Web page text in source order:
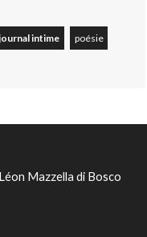
intime poésie
Mazzella di Bosco